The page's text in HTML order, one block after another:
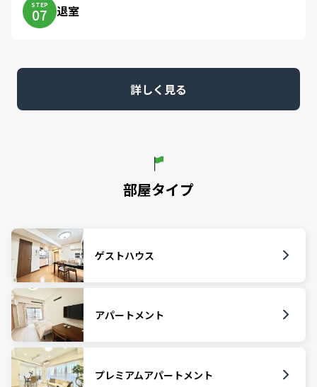
STEP
07 退室
詳しく見る
部屋タイプ
ゲストハウス
アパートメント
プレミアムアパートメント